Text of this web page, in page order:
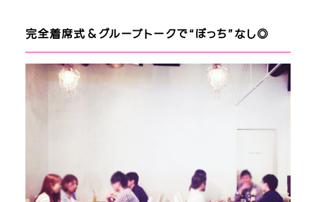
完全着席式＆グループトークで“ぼっち”なし◎